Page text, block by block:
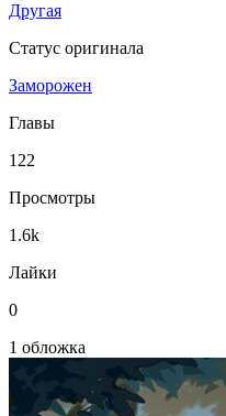
Другая
Статус оригинала
Заморожен
Главы
122
Просмотры
1.6k
Лайки
0
1 обложка